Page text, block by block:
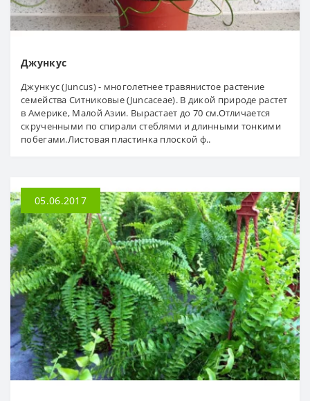
Джункус
Джункус (Juncus) - многолетнее травянистое растение
семейства Ситниковые (Juncaceae). В дикой природе растет
в Америке, Малой Азии. Вырастает до 70 см.Отличается
скрученными по спирали стеблями и длинными тонкими
побегами.Листовая пластинка плоской ф..
05.06.2017